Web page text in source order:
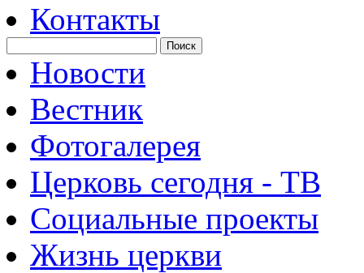
Контакты
Новости
Вестник
Фотогалерея
Церковь сегодня - ТВ
Социальные проекты
Жизнь церкви